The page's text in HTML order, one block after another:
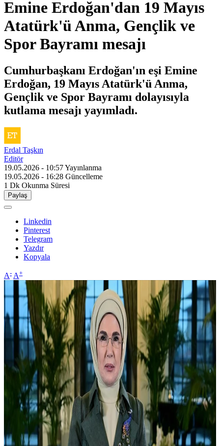
Emine Erdoğan'dan 19 Mayıs
Atatürk'ü Anma, Gençlik ve
Spor Bayramı mesajı
Cumhurbaşkanı Erdoğan'ın eşi Emine
Erdoğan, 19 Mayıs Atatürk'ü Anma,
Gençlik ve Spor Bayramı dolayısıyla
kutlama mesajı yayımladı.
Erdal Taşkın
Editör
19.05.2026 - 10:57Yayınlanma
19.05.2026 - 16:28 Güncelleme
1 Dk Okunma Süresi
Paylaş
Linkedin
Pinterest
Telegram
Yazdır
Kopyala
A- A+